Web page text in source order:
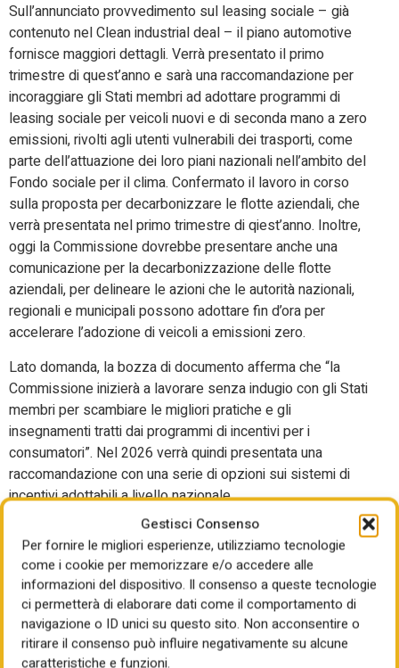
Gestisci Consenso
Per fornire le migliori esperienze, utilizziamo tecnologie
come i cookie per memorizzare e/o accedere alle
informazioni del dispositivo. Il consenso a queste tecnologie
ci permetterà di elaborare dati come il comportamento di
navigazione o ID unici su questo sito. Non acconsentire o
ritirare il consenso può influire negativamente su alcune
caratteristiche e funzioni.
Sull’annunciato provvedimento sul leasing sociale – già
contenuto nel Clean industrial deal – il piano automotive
fornisce maggiori dettagli. Verrà presentato il primo
trimestre di quest’anno e sarà una raccomandazione per
incoraggiare gli Stati membri ad adottare programmi di
leasing sociale per veicoli nuovi e di seconda mano a zero
emissioni, rivolti agli utenti vulnerabili dei trasporti, come
parte dell’attuazione dei loro piani nazionali nell’ambito del
Fondo sociale per il clima. Confermato il lavoro in corso
sulla proposta per decarbonizzare le flotte aziendali, che
verrà presentata nel primo trimestre di qiest’anno. Inoltre,
oggi la Commissione dovrebbe presentare anche una
comunicazione per la decarbonizzazione delle flotte
aziendali, per delineare le azioni che le autorità nazionali,
regionali e municipali possono adottare fin d’ora per
accelerare l’adozione di veicoli a emissioni zero.
Lato domanda, la bozza di documento afferma che “la
Commissione inizierà a lavorare senza indugio con gli Stati
membri per scambiare le migliori pratiche e gli
insegnamenti tratti dai programmi di incentivi per i
consumatori”. Nel 2026 verrà quindi presentata una
raccomandazione con una serie di opzioni sui sistemi di
incentivi adottabili a livello nazionale.
La Piattaforma tecnologica
strategica Ue mobiliterà più
di 15mld per stimolare
investimenti